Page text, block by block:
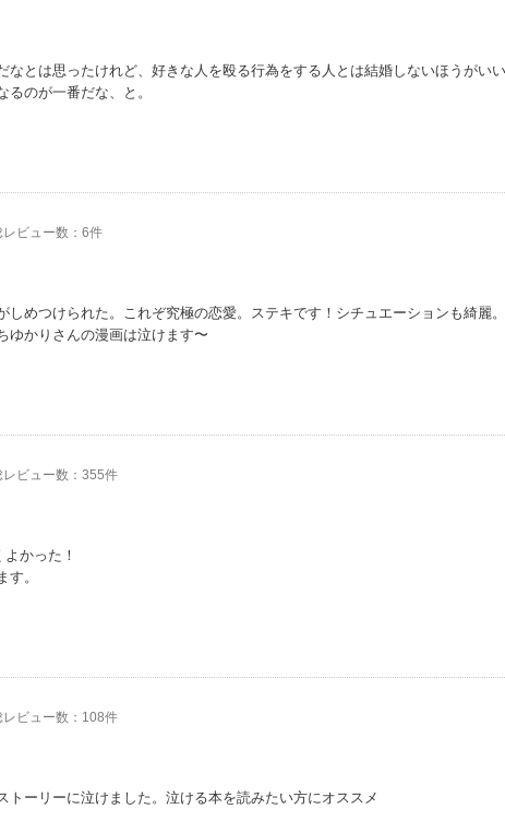
なとは思ったけれど、好きな人を殴る行為をする人とは結婚しないほうがい
のが一番だな、と。
レビュー数：6件
しめつけられた。これぞ究極の恋愛。ステキです！シチュエーションも綺麗。
ゆかりさんの漫画は泣けます〜
レビュー数：355件
かった！
す。
レビュー数：108件
トーリーに泣けました。泣ける本を読みたい方にオススメ